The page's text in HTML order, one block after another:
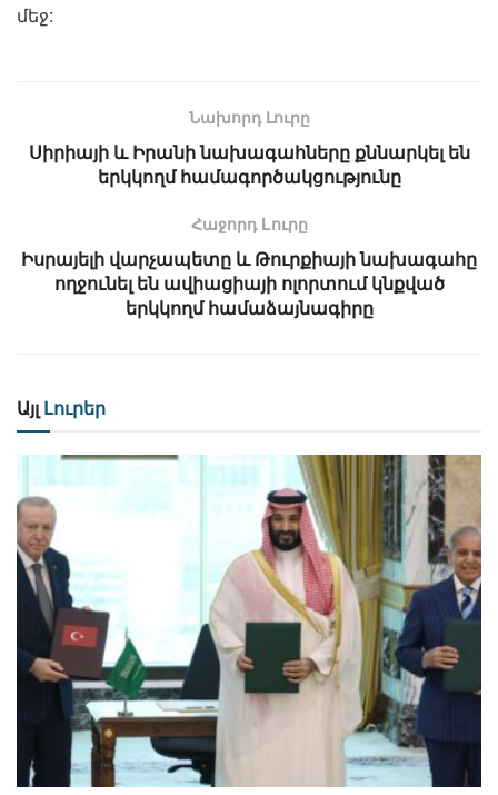
մեջ:
Նախորդ Լուրը
Սիրիայի և Իրանի նախագահները քննարկել են
երկկողմ համագործակցությունը
Հաջորդ Lուրը
Իսրայելի վարչապետը և Թուրքիայի նախագահը
ողջունել են ավիացիայի ոլորտում կնքված
երկկողմ համաձայնագիրը
Այլ Լուրեր